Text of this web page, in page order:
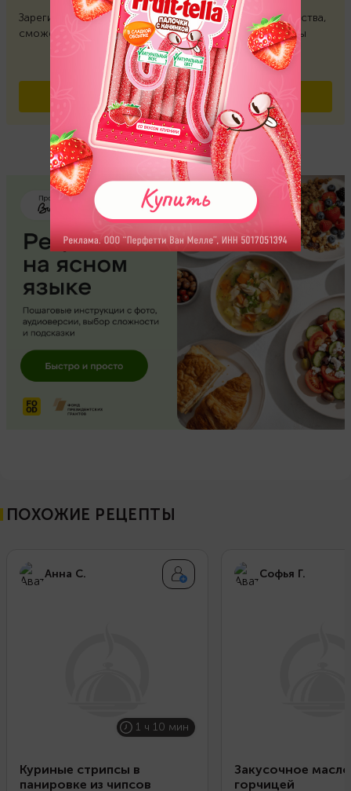
Зарегистрируйтесь, и вы станете участником сообщества,
сможете участвовать в дискуссиях и оставлять отзывы
ВОЙТИ
ПОХОЖИЕ РЕЦЕПТЫ
Анна С.
1 ч 10 мин
Куриные стрипсы в
панировке из чипсов
Софья Г.
Закусочное
горчицей